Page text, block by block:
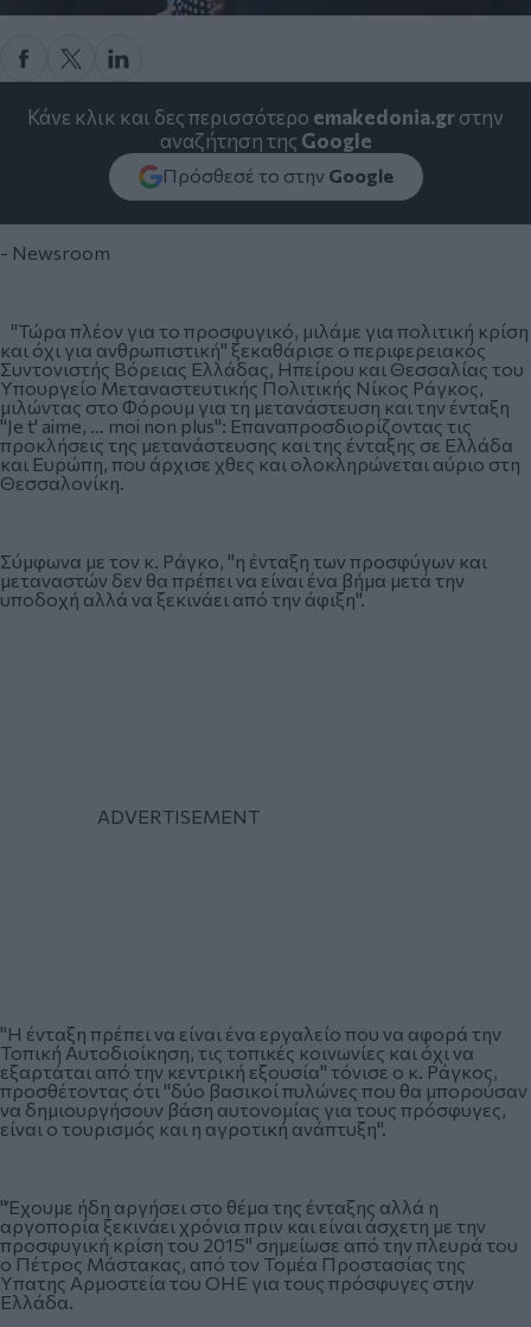
Κάνε κλικ και δες περισσότερο emakedonia.grστην
αναζήτηση της Google
Πρόσθεσέ το στην Google
- Newsroom
"Τώρα πλέον για το προσφυγικό, μιλάμε για πολιτική κρίση
και όχι για ανθρωπιστική" ξεκαθάρισε ο περιφερειακός
Συντονιστής Βόρειας Ελλάδας, Ηπείρου και Θεσσαλίας του
Υπουργείο Μεταναστευτικής Πολιτικής Νίκος Ράγκος,
μιλώντας στο Φόρουμ για τη μετανάστευση και την ένταξη
"Je t' aime, … moi non plus": Επαναπροσδιορίζοντας τις
προκλήσεις της μετανάστευσης και της ένταξης σε Ελλάδα
και Ευρώπη, που άρχισε χθες και ολοκληρώνεται αύριο στη
Θεσσαλονίκη.
Σύμφωνα με τον κ. Ράγκο, "η ένταξη των προσφύγων και
μεταναστών δεν θα πρέπει να είναι ένα βήμα μετά την
υποδοχή αλλά να ξεκινάει από την άφιξη".
"Η ένταξη πρέπει να είναι ένα εργαλείο που να αφορά την
Τοπική Αυτοδιοίκηση, τις τοπικές κοινωνίες και όχι να
εξαρτάται από την κεντρική εξουσία" τόνισε ο κ. Ράγκος,
προσθέτοντας ότι "δύο βασικοί πυλώνες που θα μπορούσαν
να δημιουργήσουν βάση αυτονομίας για τους πρόσφυγες,
είναι ο τουρισμός και η αγροτική ανάπτυξη".
"Έχουμε ήδη αργήσει στο θέμα της ένταξης αλλά η
αργοπορία ξεκινάει χρόνια πριν και είναι άσχετη με την
προσφυγική κρίση του 2015" σημείωσε από την πλευρά του
ο Πέτρος Μάστακας, από τον Τομέα Προστασίας της
Ύπατης Αρμοστεία του ΟΗΕ για τους πρόσφυγες στην
Ελλάδα.